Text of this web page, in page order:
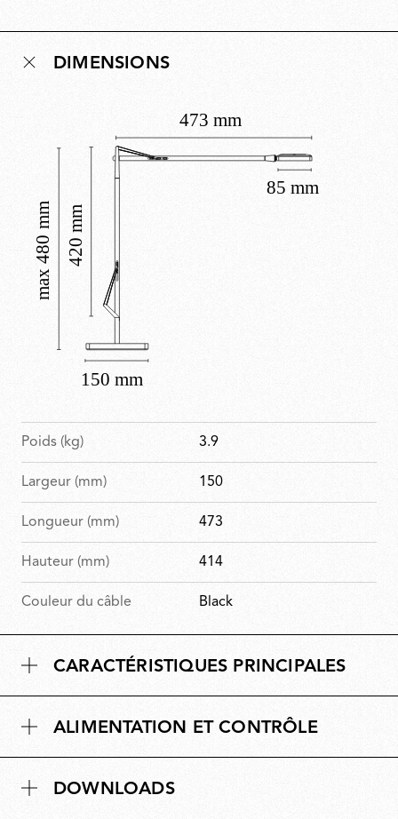
DIMENSIONS
Poids (kg) 3.9
Largeur (mm) 150
Longueur (mm) 473
Hauteur (mm) 414
Couleur du câble Black
CARACTÉRISTIQUES PRINCIPALES
ALIMENTATION ET CONTRÔLE
DOWNLOADS